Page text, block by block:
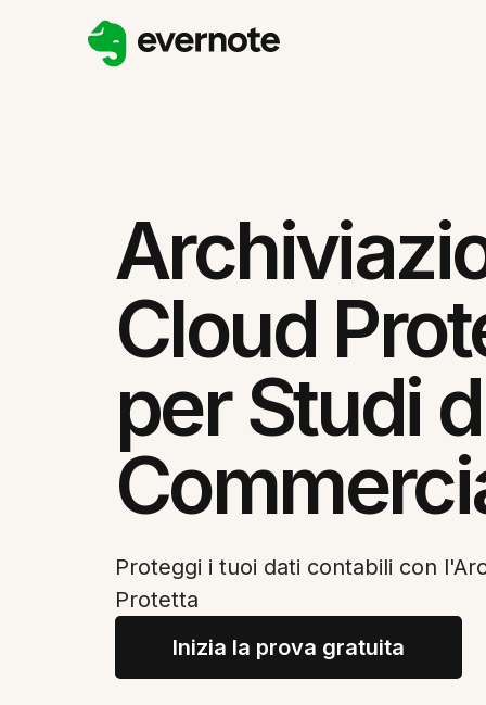
Cloud
per Studi
Proteggi i tuoi dati contabili con
Protetta
Inizia la prova gratuita